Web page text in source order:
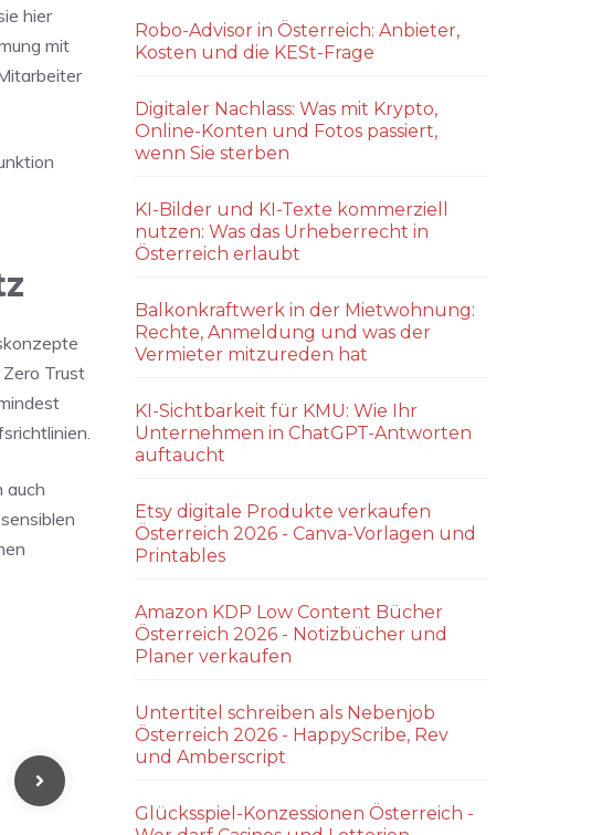
hier
mit
Zero Trust
auch
Robo-Advisor in Österreich: Anbieter,
Kosten und die KESt-Frage
Digitaler Nachlass: Was mit Krypto,
Online-Konten und Fotos passiert,
wenn Sie sterben
KI-Bilder und KI-Texte kommerziell
nutzen: Was das Urheberrecht in
Österreich erlaubt
Balkonkraftwerk in der Mietwohnung:
Rechte, Anmeldung und was der
Vermieter mitzureden hat
KI-Sichtbarkeit für KMU: Wie Ihr
Unternehmen in ChatGPT-Antworten
auftaucht
Etsy digitale Produkte verkaufen
Österreich 2026 - Canva-Vorlagen und
Printables
Amazon KDP Low Content Bücher
Österreich 2026 - Notizbücher und
Planer verkaufen
Untertitel schreiben als Nebenjob
Österreich 2026 - HappyScribe, Rev
und Amberscript
Glücksspiel-Konzessionen Österreich -